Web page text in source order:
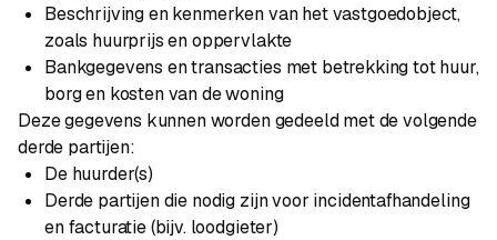
Beschrijving en kenmerken van het vastgoedobject,
zoals huurprijs en oppervlakte
Bankgegevens en transacties met betrekking tot huur,
borg en kosten van de woning
Deze gegevens kunnen worden gedeeld met de volgende
derde partijen:
De huurder(s)
Derde partijen die nodig zijn voor incidentafhandeling
en facturatie (bijv. loodgieter)